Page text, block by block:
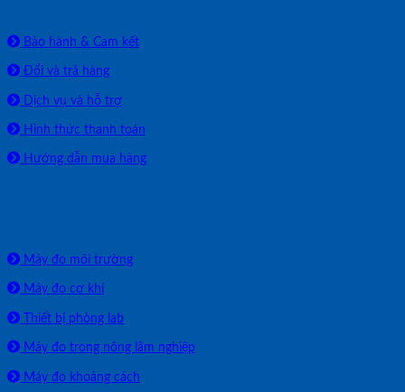
Bảo hành & Cam kết
Đổi và trả hàng
Dịch vụ và hỗ trợ
Hình thức thanh toán
Hướng dẫn mua hàng
Máy đo môi trường
Máy đo cơ khí
Thiết bị phòng lab
Máy đo trong nông lâm nghiệp
Máy đo khoảng cách